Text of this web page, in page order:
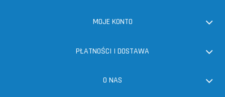
MOJE KONTO
PŁATNOŚCI I DOSTAWA
O NAS